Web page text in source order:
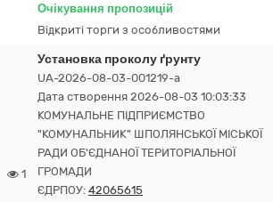
Очікування пропозицій
Відкриті торги з особливостями
1
Установка проколу ґрунту
UA-2026-08-03-001219-a
Дата створення 2026-08-03 10:03:33
КОМУНАЛЬНЕ ПІДПРИЄМСТВО
"КОМУНАЛЬНИК" ШПОЛЯНСЬКОЇ МІСЬКОЇ
РАДИ ОБ'ЄДНАНОЇ ТЕРИТОРІАЛЬНОЇ
ГРОМАДИ
ЄДРПОУ: 42065615